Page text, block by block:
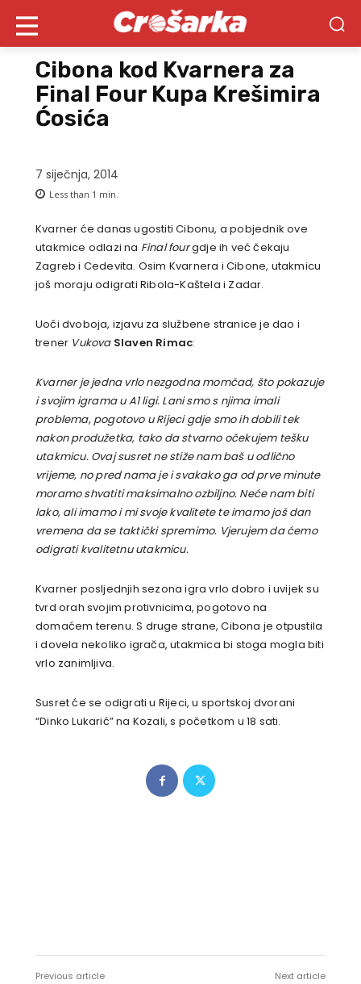
Cibona kod Kvarnera za
Final Four Kupa Krešimira
Ćosića
7 siječnja, 2014
Less than 1 min.
Kvarner će danas ugostiti Cibonu, a pobjednik ove
utakmice odlazi na Final fourgdje ih već čekaju
Zagreb i Cedevita. Osim Kvarnera i Cibone, utakmicu
još moraju odigrati Ribola-Kaštela i Zadar.
Uoči dvoboja, izjavu za službene stranice je dao i
trener Vukova Slaven Rimac:
Kvarner je jedna vrlo nezgodna momčad, što pokazuje
i svojim igrama u A1 ligi. Lani smo s njima imali
problema, pogotovo u Rijeci gdje smo ih dobili tek
nakon produžetka, tako da stvarno očekujem tešku
utakmicu. Ovaj susret ne stiže nam baš u odlično
vrijeme, no pred nama je i svakako ga od prve minute
moramo shvatiti maksimalno ozbiljno. Neće nam biti
lako, ali imamo i mi svoje kvalitete te imamo još dan
vremena da se taktički spremimo. Vjerujem da ćemo
odigrati kvalitetnu utakmicu.
Kvarner posljednjih sezona igra vrlo dobro i uvijek su
tvrd orah svojim protivnicima, pogotovo na
domaćem terenu. S druge strane, Cibona je otpustila
i dovela nekoliko igrača, utakmica bi stoga mogla biti
vrlo zanimljiva.
Susret će se odigrati u Rijeci, u sportskoj dvorani
“Dinko Lukarić” na Kozali, s početkom u 18 sati.
Previous article Next article